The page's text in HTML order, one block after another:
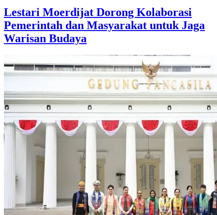
Lestari Moerdijat Dorong Kolaborasi
Pemerintah dan Masyarakat untuk Jaga
Warisan Budaya